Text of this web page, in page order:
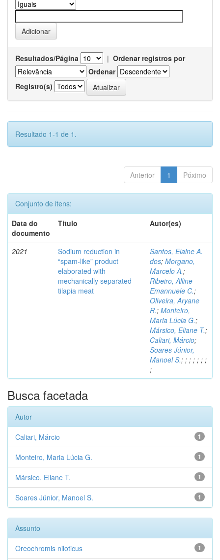
Resultados/Página | Ordenar registros por
Ordenar
Registro(s)
Resultado 1-1 de 1.
Anterior 1 Póximo
Conjunto de itens:
Data do
documento
Título Autor(es)
2021
Sodium reduction in
“spam-like” product
elaborated with
mechanically separated
tilapia meat
Santos, Elaine A.
dos; Morgano,
Marcelo A.;
Ribeiro, Alline
Emannuele C.;
Oliveira, Aryane
R.; Monteiro,
Maria Lúcia G.;
Mársico, Eliane T.;
Caliari, Márcio;
Soares Júnior,
Manoel S.; ; ; ; ; ; ;
;
Busca facetada
Autor
1
Caliari, Márcio
1
Monteiro, Maria Lúcia G.
1
Mársico, Eliane T.
1
Soares Júnior, Manoel S.
Assunto
1
Oreochromis niloticus